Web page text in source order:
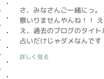
さ、みなさんご一緒にっ
察いりませんやんね！！
え、過去のブログのタイト
占いだけじゃダメなんで
詳しく見る